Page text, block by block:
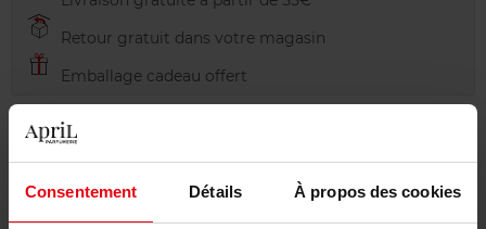
Consentement Détails À propos des cookies
Retour gratuit dans votre magasin
Emballage cadeau offert
Description